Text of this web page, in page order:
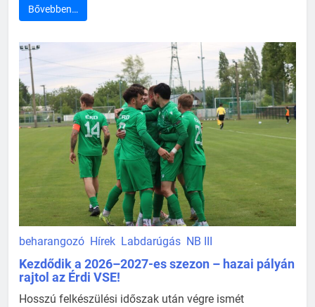
Bővebben…
beharangozó Hírek Labdarúgás NB III
Kezdődik a 2026–2027-es szezon – hazai pályán
rajtol az Érdi VSE!
Hosszú felkészülési időszak után végre ismét